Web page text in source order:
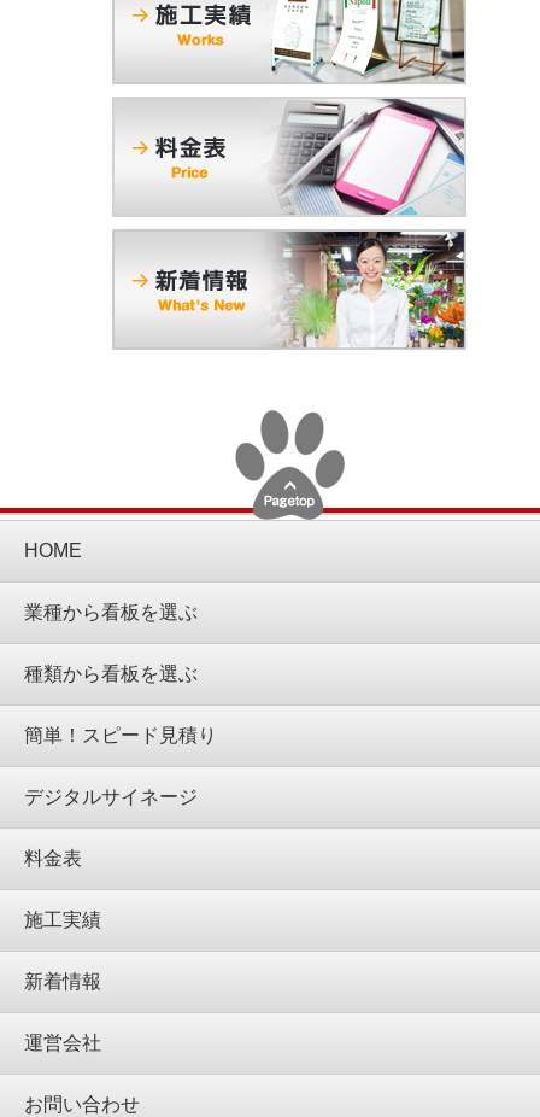
HOME
業種から看板を選ぶ
種類から看板を選ぶ
簡単！スピード見積り
デジタルサイネージ
料金表
施工実績
新着情報
運営会社
お問い合わせ